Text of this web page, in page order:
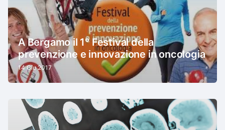
A Bergamo il 1° Festival della
prevenzione e innovazione in oncologia
14 Giu 2017